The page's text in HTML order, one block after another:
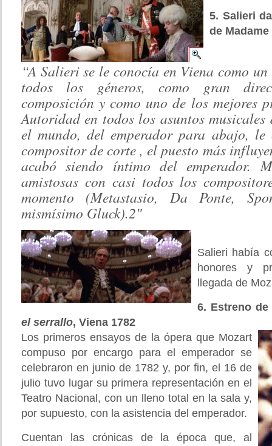
5. Salieri
de
“A Salieri se le conocía en Viena como
todos los géneros, como gran
composición y como uno de los mejores
Autoridad en todos los asuntos musicales
el mundo, del emperador para abajo, le
compositor de corte, el puesto más
acabó siendo íntimo del emperador.
amistosas con casi todos los
momento (Metastasio, Da Ponte,
mismísimo Gluck).2″
Salieri había
honores y
llegada de
6. Estreno
el serrallo, Viena 1782
Los primeros ensayos de la ópera que Mozart
compuso por encargo para el emperador se
celebraron en junio de 1782 y, por fin, el 16 de
julio tuvo lugar su primera representación en el
Teatro Nacional, con un lleno total en la sala y,
por supuesto, con la asistencia del emperador.
Cuentan las crónicas de la época que, al